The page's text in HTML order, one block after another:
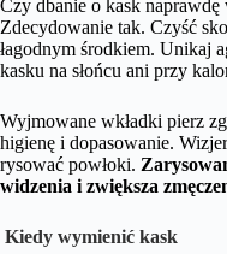
Czy dbanie o kask naprawdę
Zdecydowanie tak. Czyść
łagodnym środkiem. Unikaj
kasku na słońcu ani przy
Wyjmowane wkładki pierz
higienę i dopasowanie.
rysować powłoki.
widzenia i zwiększa
Kiedy wymienić kask